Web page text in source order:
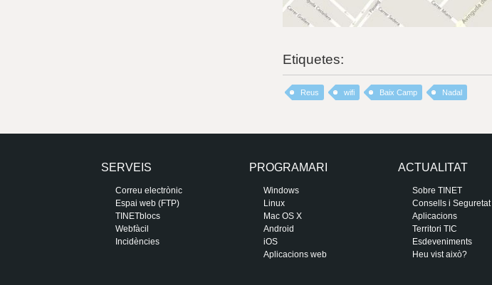
Etiquetes:
Reus wifi Baix Camp Nadal
SERVEIS
Correu electrònic
Espai web (FTP)
TINETblocs
Webfàcil
Incidències
PROGRAMARI
Windows
Linux
Mac OS X
Android
iOS
Aplicacions web
ACTUALITAT
Sobre TINET
Consells i Seguretat
Aplicacions
Territori TIC
Esdeveniments
Heu vist això?